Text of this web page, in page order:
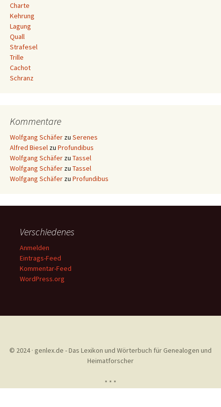
Charte
Kehrung
Lagung
Quall
Strafesel
Trille
Cachot
Schranz
Kommentare
Wolfgang Schäfer zu Serenes
Alfred Biesel zu Profundibus
Wolfgang Schäfer zu Tassel
Wolfgang Schäfer zu Tassel
Wolfgang Schäfer zu Profundibus
Verschiedenes
Anmelden
Eintrags-Feed
Kommentar-Feed
WordPress.org
© 2024 · genlex.de - Das Lexikon und Wörterbuch für Genealogen und
Heimatforscher
* * *